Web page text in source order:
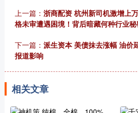
上一篇： 浙商配资 杭州新司机激增上
格未审遭遇困境！背后暗藏何种行业秘
下一篇： 派生资本 美债抹去涨幅 油价
报道影响
相关文章